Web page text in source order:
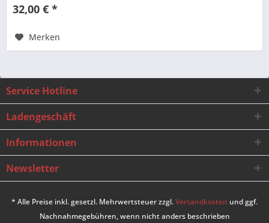
32,00 € *
Merken
Service Hotline
Ladengeschäft
Informationen
Newsletter
* Alle Preise inkl. gesetzl. Mehrwertsteuer zzgl.Versandkosten und ggf.
Nachnahmegebühren, wenn nicht anders beschrieben